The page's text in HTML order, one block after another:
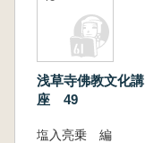
浅草寺佛教文化講
座 49
塩入亮乗 編